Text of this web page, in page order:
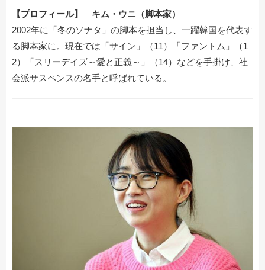
【プロフィール】 キム・ウニ（脚本家）
2002年に「冬のソナタ」の脚本を担当し、一躍韓国を代表す
る脚本家に。現在では「サイン」（11）「ファントム」（1
2）「スリーデイズ～愛と正義～」（14）などを手掛け、社
会派サスペンスの名手と呼ばれている。